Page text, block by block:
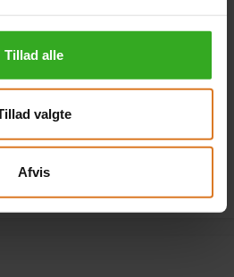
Tillad alle
valgte
Afvis
værelse
forskellige værelsestyper »